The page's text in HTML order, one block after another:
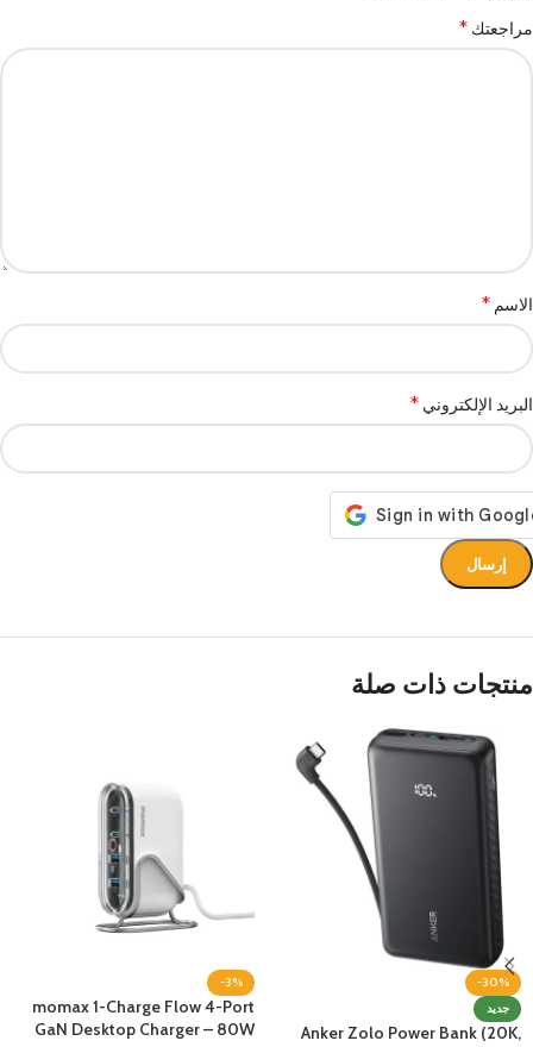
مراجعتك *
الاسم *
البريد الإلكتروني *
منتجات ذات صلة
-30%
جديد
Anker Zolo Power Bank (20K,
-3%
momax 1-Charge Flow 4-Port
GaN Desktop Charger – 80W